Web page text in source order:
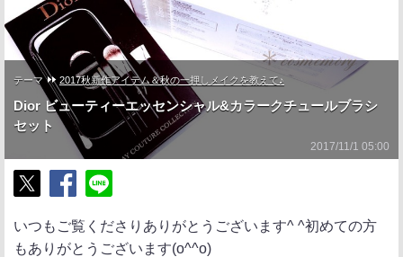
テーマ 2017秋新作アイテム＆秋の一押しメイクを教えて♪
Dior ビューティーエッセンシャル&カラークチュールブラシ
セット
2017/11/1 05:00
ス
ェ
る
いつもご覧くださりありがとうございます^ ^初めての方
もありがとうございます(o^^o)